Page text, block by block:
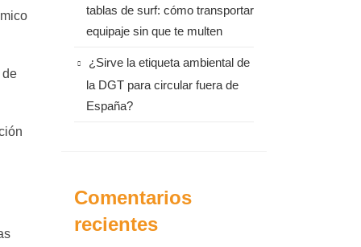
de
tablas de surf: cómo transportar
equipaje sin que te multen
¿Sirve la etiqueta ambiental de
la DGT para circular fuera de
España?
Comentarios
recientes